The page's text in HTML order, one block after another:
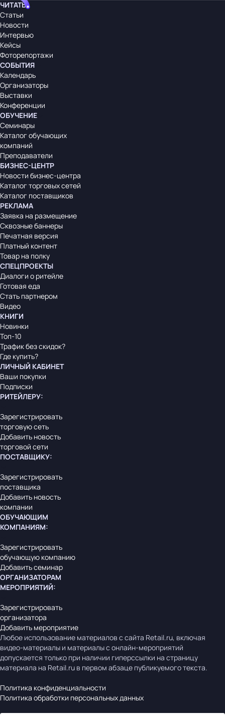
ЧИТАТЬ
Статьи
Новости
Интервью
Кейсы
Фоторепортажи
СОБЫТИЯ
Календарь
Организаторы
Выставки
Конференции
ОБУЧЕНИЕ
Семинары
Каталог обучающих
компаний
Преподаватели
БИЗНЕС-ЦЕНТР
Новости бизнес-центра
Каталог торговых сетей
Каталог поставщиков
РЕКЛАМА
Заявка на размещение
Сквозные баннеры
Печатная версия
Платный контент
Товар на полку
СПЕЦПРОЕКТЫ
Диалоги о ритейле
Готовая еда
Стать партнером
Видео
КНИГИ
Новинки
Топ-10
Трафик без скидок?
Где купить?
ЛИЧНЫЙ КАБИНЕТ
Ваши покупки
Подписки
РИТЕЙЛЕРУ:
Зарегистрировать
торговую сеть
Добавить новость
торговой сети
ПОСТАВЩИКУ:
Зарегистрировать
поставщика
Добавить новость
компании
ОБУЧАЮЩИМ
КОМПАНИЯМ:
Зарегистрировать
обучающую компанию
Добавить семинар
ОРГАНИЗАТОРАМ
МЕРОПРИЯТИЙ:
Зарегистрировать
организатора
Добавить мероприятие
Любое использование материалов с сайта Retail.ru, включая
видео-материалы и материалы с онлайн-мероприятий
допускается только при наличии гиперссылки на страницу
материала на Retail.ru в первом абзаце публикуемого текста.
Политика конфиденциальности
Политика обработки персональных данных